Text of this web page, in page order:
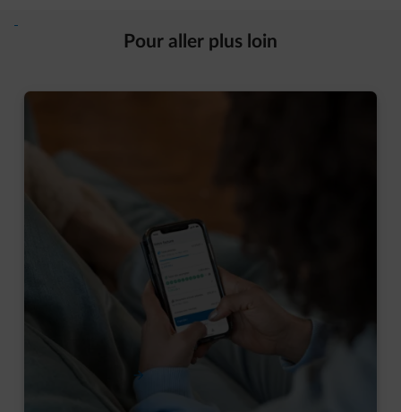
Pour aller plus loin
4 bonnes raisons de télécharger notre app Smart